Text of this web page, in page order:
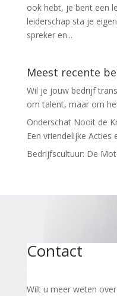
ook hebt, je bent een
leiderschap sta je
spreker en...
Meest recente
Wil je jouw bedrijf
om talent, maar om
Onderschat Nooit de
Een vriendelijke Acties
Bedrijfscultuur: De
Contact
Wilt u meer weten